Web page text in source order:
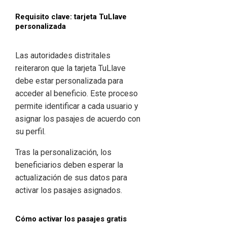
Requisito clave: tarjeta TuLlave
personalizada
Las autoridades distritales
reiteraron que la tarjeta TuLlave
debe estar personalizada para
acceder al beneficio. Este proceso
permite identificar a cada usuario y
asignar los pasajes de acuerdo con
su perfil.
Tras la personalización, los
beneficiarios deben esperar la
actualización de sus datos para
activar los pasajes asignados.
Cómo activar los pasajes gratis